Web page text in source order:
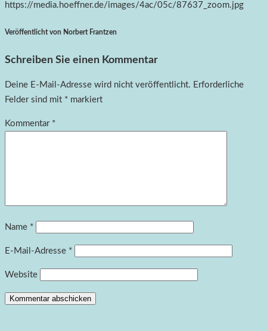
https://media.hoeffner.de/images/4ac/05c/87637_zoom.jpg
Veröffentlicht von Norbert Frantzen
Schreiben Sie einen Kommentar
Deine E-Mail-Adresse wird nicht veröffentlicht. Erforderliche
Felder sind mit * markiert
Kommentar *
Name *
E-Mail-Adresse *
Website